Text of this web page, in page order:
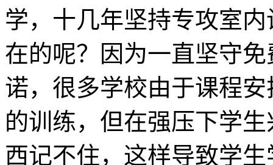
学，十几年坚持专攻室
在的呢？因为一直坚守
诺，很多学校由于课程
的训练，但在强压下学
西记不住，这样导致学